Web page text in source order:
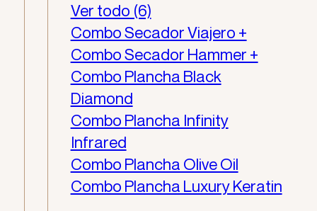
Ver todo (6)
Combo Secador Viajero +
Combo Secador Hammer +
Combo Plancha Black
Diamond
Combo Plancha Infinity
Infrared
Combo Plancha Olive Oil
Combo Plancha Luxury Keratin